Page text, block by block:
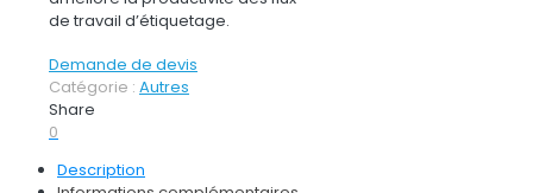
de travail d’étiquetage.
Demande de devis
Catégorie : Autres
Share
0
Description